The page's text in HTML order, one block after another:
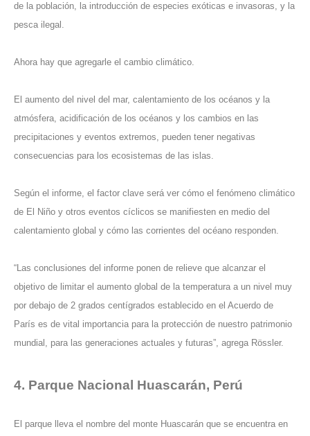
de la población, la introducción de especies exóticas e invasoras, y la
pesca ilegal.
Ahora hay que agregarle el cambio climático.
El aumento del nivel del mar, calentamiento de los océanos y la
atmósfera, acidificación de los océanos y los cambios en las
precipitaciones y eventos extremos, pueden tener negativas
consecuencias para los ecosistemas de las islas.
Según el informe, el factor clave será ver cómo el fenómeno climático
de El Niño y otros eventos cíclicos se manifiesten en medio del
calentamiento global y cómo las corrientes del océano responden.
“Las conclusiones del informe ponen de relieve que alcanzar el
objetivo de limitar el aumento global de la temperatura a un nivel muy
por debajo de 2 grados centígrados establecido en el Acuerdo de
París es de vital importancia para la protección de nuestro patrimonio
mundial, para las generaciones actuales y futuras”, agrega Rössler.
4. Parque Nacional Huascarán, Perú
El parque lleva el nombre del monte Huascarán que se encuentra en